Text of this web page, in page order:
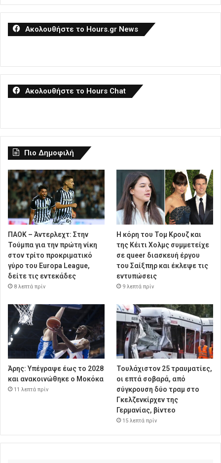
Ακολουθήστε το Hours.gr News
Ακολουθήστε το Hours Chat
Πιο Δημοφιλή
ΠΑΟΚ – Άντερλεχτ: Στην
Τούμπα για την πρώτη νίκη
στον τρίτο προκριματικό
γύρο του Europa League,
δείτε τις εντεκάδες
8 λεπτά πρίν
Η κόρη του Τομ Κρουζ και
της Κέιτι Χολμς συμμετείχε
σε queer διασκευή έργου
του Σαίξπηρ και έκλεψε τις
εντυπώσεις
9 λεπτά πρίν
Άρης: Υπέγραψε έως το 2028
και ανακοινώθηκε ο Μοκόκα
11 λεπτά πρίν
Τουλάχιστον 25 τραυματίες,
οι επτά σοβαρά, από
σύγκρουση δύο τραμ στο
Γκελζενκίρχεν της
Γερμανίας, βίντεο
15 λεπτά πρίν